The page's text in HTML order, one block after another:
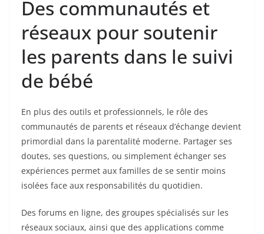
Des communautés et
réseaux pour soutenir
les parents dans le suivi
de bébé
En plus des outils et professionnels, le rôle des
communautés de parents et réseaux d’échange devient
primordial dans la parentalité moderne. Partager ses
doutes, ses questions, ou simplement échanger ses
expériences permet aux familles de se sentir moins
isolées face aux responsabilités du quotidien.
Des forums en ligne, des groupes spécialisés sur les
réseaux sociaux, ainsi que des applications comme